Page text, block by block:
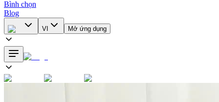
Bình chọn
Blog
VI Mở ứng dụng